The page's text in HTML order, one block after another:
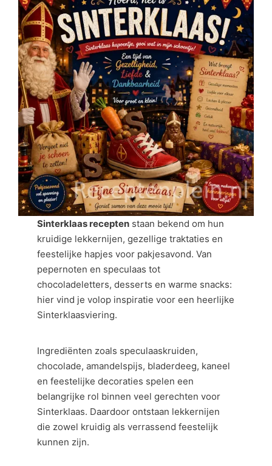
Sinterklaas recepten staan bekend om hun
kruidige lekkernijen, gezellige traktaties en
feestelijke hapjes voor pakjesavond. Van
pepernoten en speculaas tot
chocoladeletters, desserts en warme snacks:
hier vind je volop inspiratie voor een heerlijke
Sinterklaasviering.
Ingrediënten zoals speculaaskruiden,
chocolade, amandelspijs, bladerdeeg, kaneel
en feestelijke decoraties spelen een
belangrijke rol binnen veel gerechten voor
Sinterklaas. Daardoor ontstaan lekkernijen
die zowel kruidig als verrassend feestelijk
kunnen zijn.